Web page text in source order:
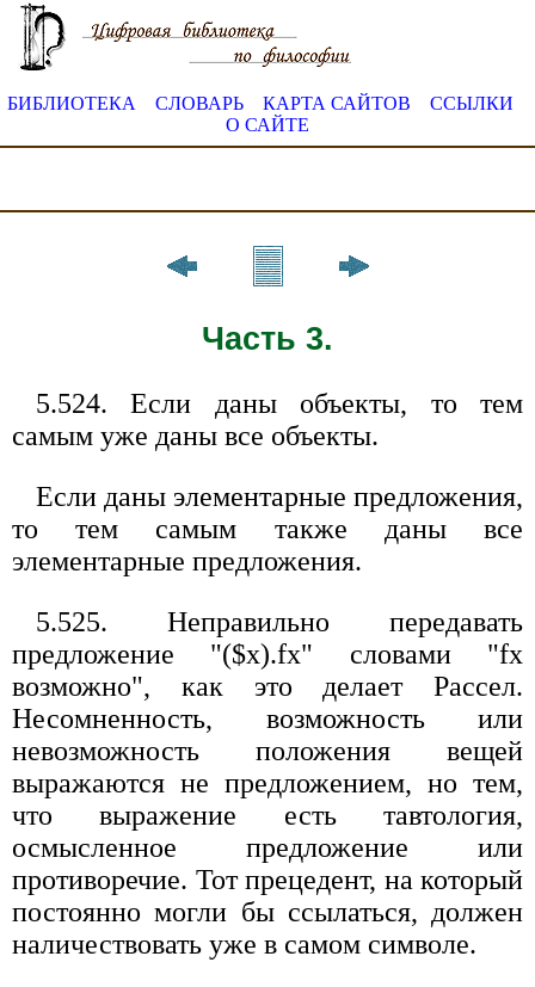
БИБЛИОТЕКА СЛОВАРЬ КАРТА САЙТОВ
ССЫЛКИ
О САЙТЕ
Часть 3.
5.524. Если даны объекты, то тем
самым уже даны все объекты.
Если даны элементарные предложения,
то тем самым также даны все
элементарные предложения.
5.525. Неправильно передавать
предложение "($x).fх" словами "fx
возможно", как это делает Рассел.
Несомненность, возможность или
невозможность положения вещей
выражаются не предложением, но тем,
что выражение есть тавтология,
осмысленное предложение или
противоречие. Тот прецедент, на который
постоянно могли бы ссылаться, должен
наличествовать уже в самом символе.